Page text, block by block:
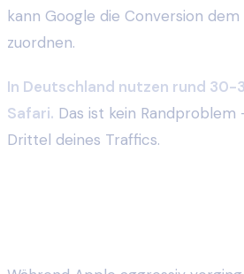
kann Google die Conversion
zuordnen.
In Deutschland nutzen rund 30-
Safari. Das ist kein
Drittel deines Traffics.